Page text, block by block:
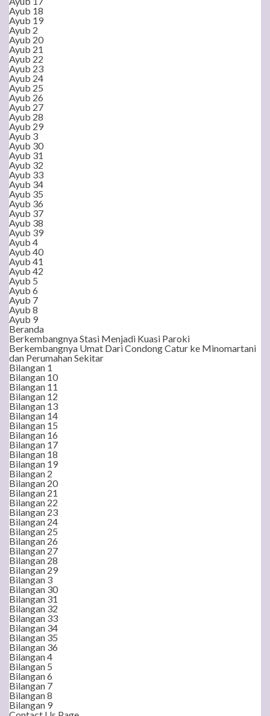
Ayub 18
Ayub 19
Ayub 2
Ayub 20
Ayub 21
Ayub 22
Ayub 23
Ayub 24
Ayub 25
Ayub 26
Ayub 27
Ayub 28
Ayub 29
Ayub 3
Ayub 30
Ayub 31
Ayub 32
Ayub 33
Ayub 34
Ayub 35
Ayub 36
Ayub 37
Ayub 38
Ayub 39
Ayub 4
Ayub 40
Ayub 41
Ayub 42
Ayub 5
Ayub 6
Ayub 7
Ayub 8
Ayub 9
Beranda
Berkembangnya Stasi Menjadi Kuasi Paroki
Berkembangnya Umat Dari Condong Catur ke Minomartani
dan Perumahan Sekitar
Bilangan 1
Bilangan 10
Bilangan 11
Bilangan 12
Bilangan 13
Bilangan 14
Bilangan 15
Bilangan 16
Bilangan 17
Bilangan 18
Bilangan 19
Bilangan 2
Bilangan 20
Bilangan 21
Bilangan 22
Bilangan 23
Bilangan 24
Bilangan 25
Bilangan 26
Bilangan 27
Bilangan 28
Bilangan 29
Bilangan 3
Bilangan 30
Bilangan 31
Bilangan 32
Bilangan 33
Bilangan 34
Bilangan 35
Bilangan 36
Bilangan 4
Bilangan 5
Bilangan 6
Bilangan 7
Bilangan 8
Bilangan 9